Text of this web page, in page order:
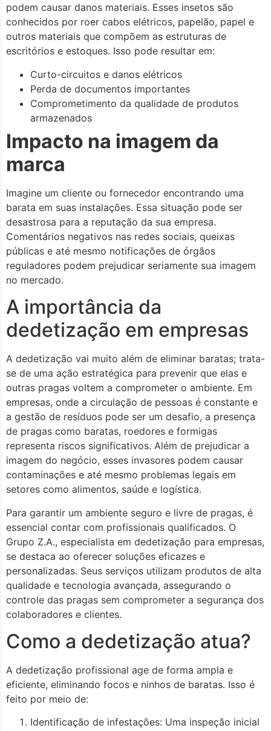
podem causar danos materiais. Esses insetos são
conhecidos por roer cabos elétricos, papelão, papel e
outros materiais que compõem as estruturas de
escritórios e estoques. Isso pode resultar em:
Curto-circuitos e danos elétricos
Perda de documentos importantes
Comprometimento da qualidade de produtos
armazenados
Impacto na imagem da
marca
Imagine um cliente ou fornecedor encontrando uma
barata em suas instalações. Essa situação pode ser
desastrosa para a reputação da sua empresa.
Comentários negativos nas redes sociais, queixas
públicas e até mesmo notificações de órgãos
reguladores podem prejudicar seriamente sua imagem
no mercado.
A importância da
dedetização em empresas
A dedetização vai muito além de eliminar baratas; trata-
se de uma ação estratégica para prevenir que elas e
outras pragas voltem a comprometer o ambiente. Em
empresas, onde a circulação de pessoas é constante e
a gestão de resíduos pode ser um desafio, a presença
de pragas como baratas, roedores e formigas
representa riscos significativos. Além de prejudicar a
imagem do negócio, esses invasores podem causar
contaminações e até mesmo problemas legais em
setores como alimentos, saúde e logística.
Para garantir um ambiente seguro e livre de pragas, é
essencial contar com profissionais qualificados. O
Grupo Z.A., especialista em dedetização para empresas,
se destaca ao oferecer soluções eficazes e
personalizadas. Seus serviços utilizam produtos de alta
qualidade e tecnologia avançada, assegurando o
controle das pragas sem comprometer a segurança dos
colaboradores e clientes.
Como a dedetização atua?
A dedetização profissional age de forma ampla e
eficiente, eliminando focos e ninhos de baratas. Isso é
feito por meio de:
Identificação de infestações: Uma inspeção inicial